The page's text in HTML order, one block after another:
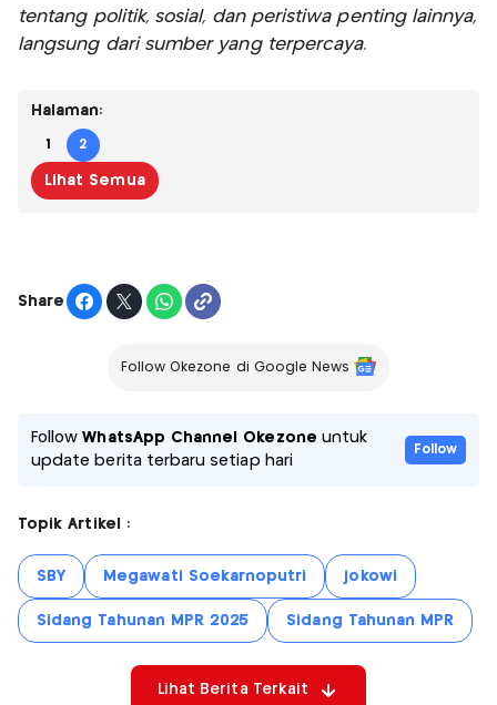
tentang politik, sosial, dan peristiwa penting lainnya,
langsung dari sumber yang terpercaya.
Halaman:
1 2
Lihat Semua
Share
Follow Okezone di Google News
FollowWhatsApp Channel Okezone untuk
update berita terbaru setiap hari
Follow
Topik Artikel :
SBY Megawati Soekarnoputri jokowi
Sidang Tahunan MPR 2025 Sidang Tahunan MPR
Lihat Berita Terkait